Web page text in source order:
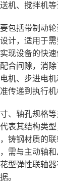
机、搅拌机等
包括带制动
计，适用于
现设备的快速
合间隙，消除
机、步进电机
传递到执行机
、轴孔规格
表其结构类
铸钢材质的
需与主动轴
型弹性联轴
。